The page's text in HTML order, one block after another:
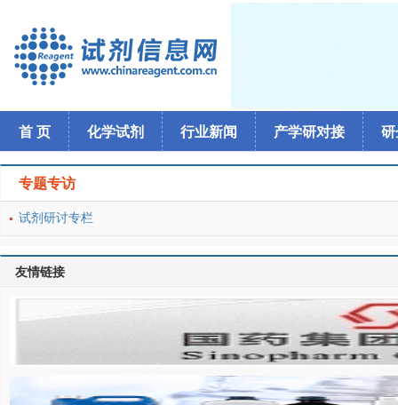
首 页 化学试剂 行业新闻 产学研对接 研
专题专访
试剂研讨专栏
友情链接